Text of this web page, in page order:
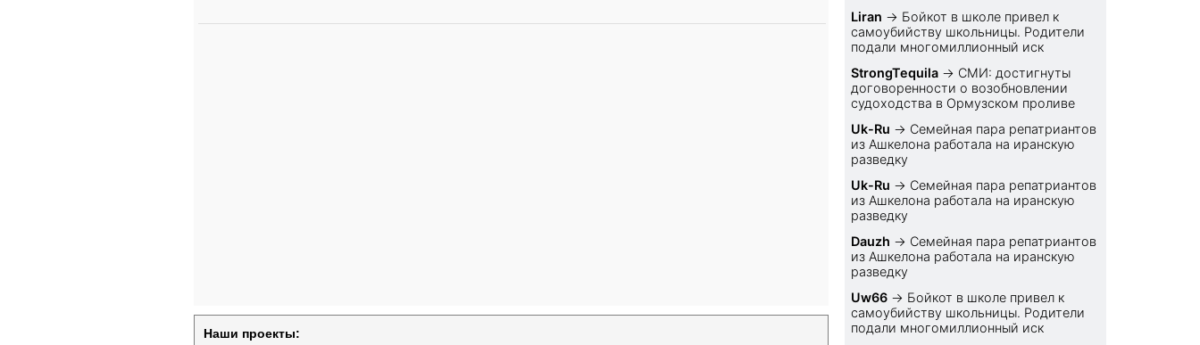
Наши проекты:
Liran → Бойкот в школе привел к
самоубийству школьницы. Родители
подали многомиллионный иск
StrongTequila → СМИ: достигнуты
договоренности о возобновлении
судоходства в Ормузском проливе
Uk-Ru → Семейная пара репатриантов
из Ашкелона работала на иранскую
разведку
Uk-Ru → Семейная пара репатриантов
из Ашкелона работала на иранскую
разведку
Dauzh → Семейная пара репатриантов
из Ашкелона работала на иранскую
разведку
Uw66 → Бойкот в школе привел к
самоубийству школьницы. Родители
подали многомиллионный иск